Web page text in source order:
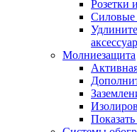
Розетки
Силовые
Молниезащита
Показать